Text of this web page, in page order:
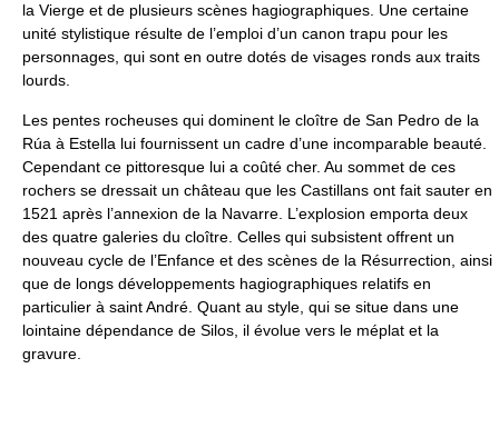
la Vierge et de plusieurs scènes hagiographiques. Une certaine
unité stylistique résulte de l’emploi d’un canon trapu pour les
personnages, qui sont en outre dotés de visages ronds aux traits
lourds.
Les pentes rocheuses qui dominent le cloître de San Pedro de la
Rúa à Estella lui fournissent un cadre d’une incomparable beauté.
Cependant ce pittoresque lui a coûté cher. Au sommet de ces
rochers se dressait un château que les Castillans ont fait sauter en
1521 après l’annexion de la Navarre. L’explosion emporta deux
des quatre galeries du cloître. Celles qui subsistent offrent un
nouveau cycle de l’Enfance et des scènes de la Résurrection, ainsi
que de longs développements hagiographiques relatifs en
particulier à saint André. Quant au style, qui se situe dans une
lointaine dépendance de Silos, il évolue vers le méplat et la
gravure.